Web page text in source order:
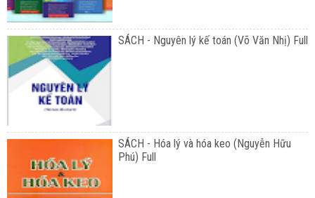
SÁCH - Nguyên lý kế toán (Võ Văn Nhị) Full
SÁCH - Hóa lý và hóa keo (Nguyễn Hữu
Phú) Full